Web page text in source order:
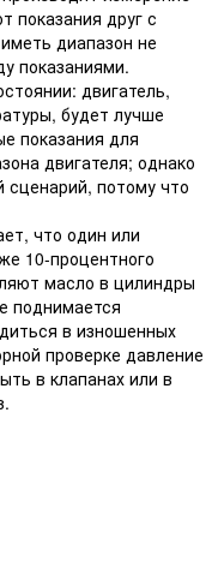
показания друг с
диапазон не
показаниями.
двигатель,
будет лучше
показания для
двигателя; однако
сценарий, потому что
что один или
10-процентного
масло в цилиндры
поднимается
в изношенных
проверке давление
в клапанах или в